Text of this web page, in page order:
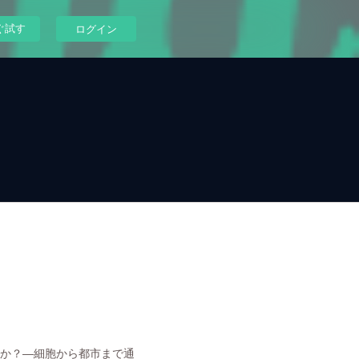
試す ログイン
？―細胞から都市まで通